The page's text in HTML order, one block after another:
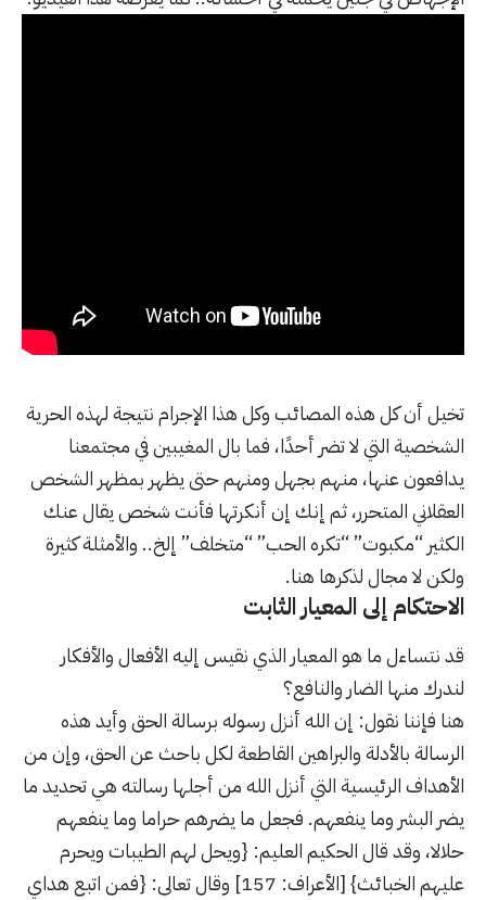
تخيل أن كل هذه المصائب وكل هذا الإجرام نتيجة لهذه الحرية
الشخصية التي لا تضر أحدًا، فما بال المغيبين في مجتمعنا
يدافعون عنها، منهم بجهل ومنهم حتى يظهر بمظهر الشخص
العقلاني المتحرر، ثم إنك إن أنكرتها فأنت شخص يقال عنك
الكثير “مكبوت” “تكره الحب” “متخلف” إلخ.. والأمثلة كثيرة
ولكن لا مجال لذكرها هنا.
الاحتكام إلى المعيار الثابت
قد نتساءل ما هو المعيار الذي نقيس إليه الأفعال والأفكار
لندرك منها الضار والنافع؟
هنا فإننا نقول: إن الله أنزل رسوله برسالة الحق وأيد هذه
الرسالة بالأدلة والبراهين القاطعة لكل باحث عن الحق، وإن من
الأهداف الرئيسية التي أنزل الله من أجلها رسالته هي تحديد ما
يضر البشر وما ينفعهم. فجعل ما يضرهم حراما وما ينفعهم
حلالا، وقد قال الحكيم العليم: {ويحل لهم الطيبات ويحرم
عليهم الخبائث} [الأعراف: 157] وقال تعالى: {فمن اتبع هداي